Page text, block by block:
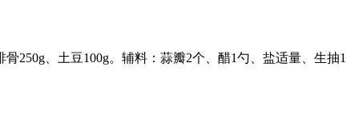
250g、土豆100g。辅料：蒜瓣2个、醋1勺、盐适量、生抽1